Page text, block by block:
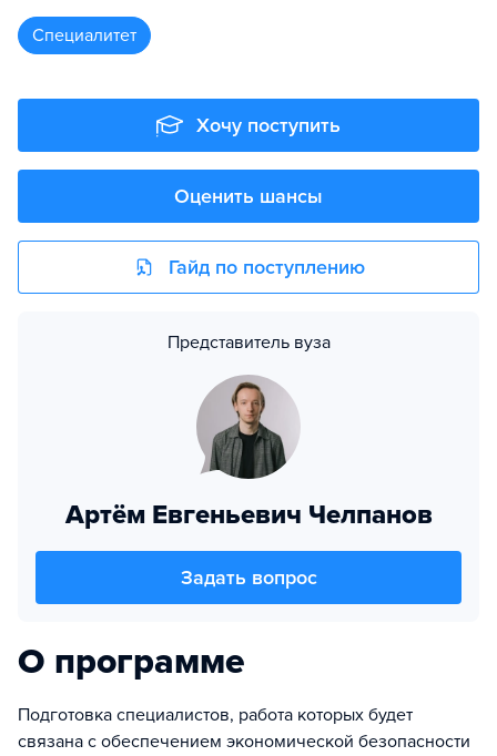
специалитет
Хочу поступить
Оценить шансы
Гайд по поступлению
Представитель вуза
Артём Евгеньевич Челпанов
Задать вопрос
О программе
Подготовка специалистов, работа которых будет
связана с обеспечением экономической безопасности